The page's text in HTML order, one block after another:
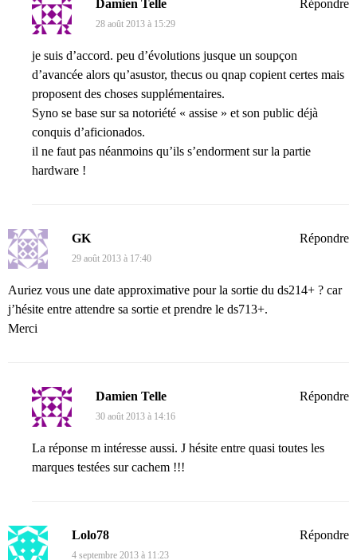
Damien Telle
28 août 2013 à 15:29
je suis d’accord. peu d’évolutions jusque un soupçon
d’avancée alors qu’asustor, thecus ou qnap copient certes mais
proposent des choses supplémentaires.
Syno se base sur sa notoriété « assise » et son public déjà
conquis d’aficionados.
il ne faut pas néanmoins qu’ils s’endorment sur la partie
hardware !
Répondre
GK
29 août 2013 à 17:40
Auriez vous une date approximative pour la sortie du ds214+ ? car
j’hésite entre attendre sa sortie et prendre le ds713+.
Merci
Répondre
Damien Telle
30 août 2013 à 14:16
La réponse m intéresse aussi. J hésite entre quasi toutes les
marques testées sur cachem !!!
Répondre
Lolo78
4 septembre 2013 à 11:23
Répondre